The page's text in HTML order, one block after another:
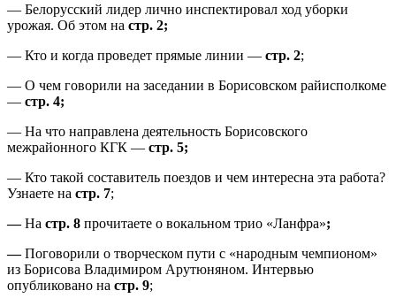
— Белорусский лидер лично инспектировал ход уборки
урожая. Об этом на стр. 2;
— Кто и когда проведет прямые линии — стр. 2;
— О чем говорили на заседании в Борисовском райисполкоме
— стр. 4;
— На что направлена деятельность Борисовского
межрайонного КГК — стр. 5;
— Кто такой составитель поездов и чем интересна эта работа?
Узнаете на стр. 7;
—На стр. 8 прочитаете о вокальном трио «Ланфра»;
—Поговорили о творческом пути с «народным чемпионом»
из Борисова Владимиром Арутюняном. Интервью
опубликовано на стр. 9;